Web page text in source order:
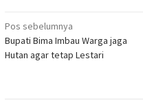
Navigasi
pos
Pos sebelumnya
Bupati Bima Imbau Warga jaga
Hutan agar tetap Lestari